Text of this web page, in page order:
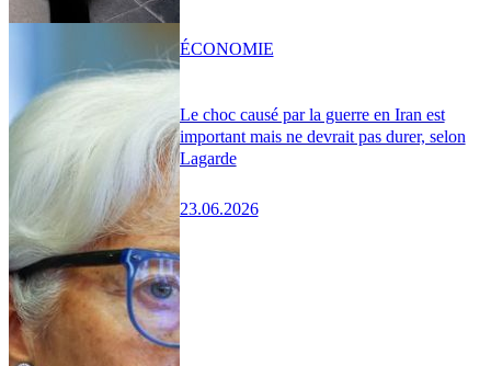
Le choc causé par la guerre en Iran est
important mais ne devrait pas durer, selon
Lagarde
23.06.2026
ÉCONOMIE